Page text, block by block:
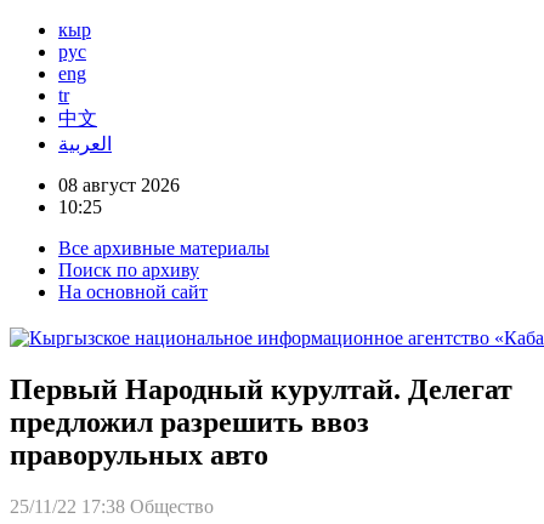
кыр
рус
eng
tr
中文
العربية
08 август 2026
10:25
Все архивные материалы
Поиск по архиву
На основной сайт
Первый Народный курултай. Делегат
предложил разрешить ввоз
праворульных авто
25/11/22 17:38 Общество